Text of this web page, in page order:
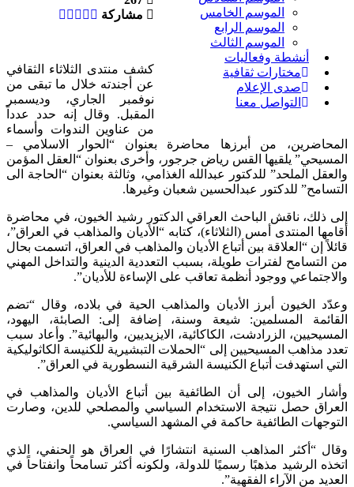
الموسم الخامس
الموسم الرابع
الموسم الثالث
أنشطة وفعاليات
مختارات ثقافية
صدى الإعلام
التواصل معنا
مشاركة
كشف منتدى الثلاثاء الثقافي
عن أجندته خلال ما تبقى من
نوفمبر الجاري، وديسمبر
المقبل. وقال إنه حدد عدداً
من عناوين الندوات وأسماء
المحاضرين، من أبرزها محاضرة بعنوان “الحوار الاسلامي –
المسيحي” يلقيها القس رياض جرجور، وأخرى بعنوان “العقل المؤمن
والعقل الملحد” للدكتور عبدالله الغذامي، وثالثة بعنوان “الحاجة الى
التسامح” للدكتور عبدالحسين شعبان وغيرها.
إلى ذلك، ناقش الباحث العراقي الدكتور رشيد الخيون، في محاضرة
أقامها المنتدى أمس (الثلاثاء)، كتابه “الأديان والمذاهب في العراق”،
قائلاً إن “العلاقة بين أتباع الأديان والمذاهب في العراق، اتسمت بحال
من التسامح لفترات طويلة، بسبب التعددية الدينية والتداخل المهني
والاجتماعي ووجود أنظمة تعاقب على الإساءة للأديان”.
وعدّد الخيون أبرز الأديان والمذاهب الحية في بلاده، وقال “تضم
القائمة المسلمين: شيعة وسنة، إضافة إلى: الصابئة، اليهود،
المسيحيين، الزرادشت، الكاكائية، الايزيديين، والبهائية”. وأعاد سبب
تعدد مذاهب المسيحيين إلى “الحملات التبشيرية للكنيسة الكاثوليكية
التي استهدفت أتباع الكنيسة الشرقية النسطورية في العراق”.
وأشار الخيون، إلى أن الطائفية بين أتباع الأديان والمذاهب في
العراق حصل نتيجة الاستخدام السياسي والمصلحي للدين، وصارت
التوجهات الطائفية حاكمة في المشهد السياسي.
وقال “أكثر المذاهب السنية انتشارًا في العراق هو الحنفي، الذي
اتخذه الرشيد مذهبًا رسميًا للدولة، ولكونه أكثر تسامحاً وانفتاحاً في
العديد من الآراء الفقهية”.